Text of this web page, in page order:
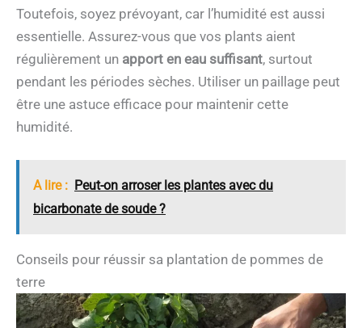
Toutefois, soyez prévoyant, car l’humidité est aussi
essentielle. Assurez-vous que vos plants aient
régulièrement un apport en eau suffisant, surtout
pendant les périodes sèches. Utiliser un paillage peut
être une astuce efficace pour maintenir cette
humidité.
A lire : Peut-on arroser les plantes avec du
bicarbonate de soude ?
Conseils pour réussir sa plantation de pommes de
terre